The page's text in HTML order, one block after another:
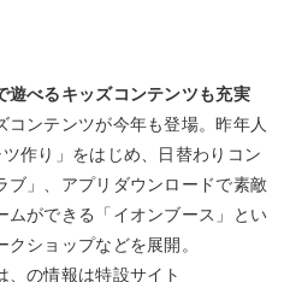
遊べるキッズコンテンツも充実
ンテンツが今年も登場。昨年人
作り」をはじめ、日替わりコン
ブ」、アプリダウンロードで素敵
ムができる「イオンブース」とい
ショップなどを展開。
、の情報は特設サイト